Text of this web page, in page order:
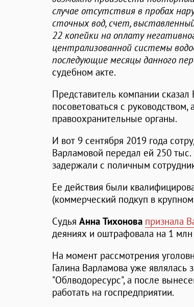
случае отсутствия в пробах
сточных вод, счет,
22 копейки на оплату
централизованной системы
последующие месяцы данного
судебном акте.
Представитель компании
посоветоваться с
правоохранительные органы.
И вот 9 сентября 2019 года
Варламовой передал ей 250
задержали с поличным
Ее действия были
(коммерческий подкуп в
Судья Анна Тихонова признала
деяниях и оштрафовала на 1
На момент рассмотрения
Галина Варламова уже
"Облводоресурс", а после
работать на госпредприятии.